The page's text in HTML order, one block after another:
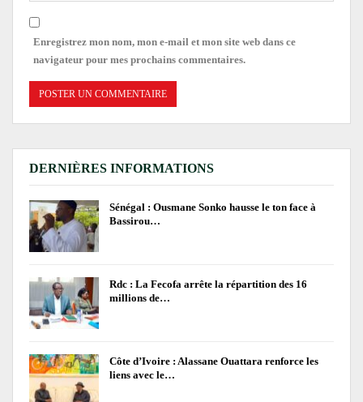
Enregistrez mon nom, mon e-mail et mon site web dans ce
navigateur pour mes prochains commentaires.
DERNIÈRES INFORMATIONS
Sénégal : Ousmane Sonko hausse le ton face à
Bassirou…
Rdc : La Fecofa arrête la répartition des 16
millions de…
Côte d’Ivoire : Alassane Ouattara renforce les
liens avec le…